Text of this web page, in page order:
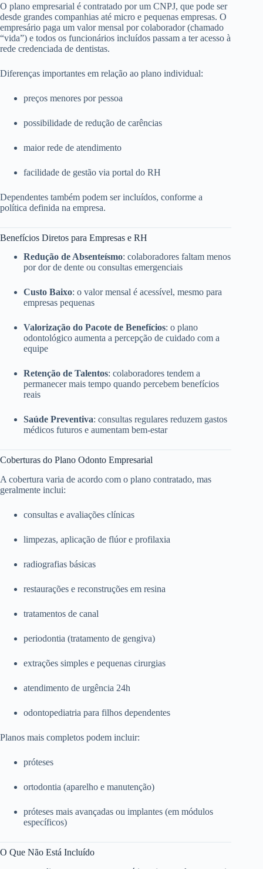
O plano empresarial é contratado por um CNPJ, que pode ser
desde grandes companhias até micro e pequenas empresas. O
empresário paga um valor mensal por colaborador (chamado
“vida”) e todos os funcionários incluídos passam a ter acesso à
rede credenciada de dentistas.
Diferenças importantes em relação ao plano individual:
preços menores por pessoa
possibilidade de redução de carências
maior rede de atendimento
facilidade de gestão via portal do RH
Dependentes também podem ser incluídos, conforme a
política definida na empresa.
Benefícios Diretos para Empresas e RH
Redução de Absenteísmo: colaboradores faltam menos
por dor de dente ou consultas emergenciais
Custo Baixo: o valor mensal é acessível, mesmo para
empresas pequenas
Valorização do Pacote de Benefícios: o plano
odontológico aumenta a percepção de cuidado com a
equipe
Retenção de Talentos: colaboradores tendem a
permanecer mais tempo quando percebem benefícios
reais
Saúde Preventiva: consultas regulares reduzem gastos
médicos futuros e aumentam bem-estar
Coberturas do Plano Odonto Empresarial
A cobertura varia de acordo com o plano contratado, mas
geralmente inclui:
consultas e avaliações clínicas
limpezas, aplicação de flúor e profilaxia
radiografias básicas
restaurações e reconstruções em resina
tratamentos de canal
periodontia (tratamento de gengiva)
extrações simples e pequenas cirurgias
atendimento de urgência 24h
odontopediatria para filhos dependentes
Planos mais completos podem incluir:
próteses
ortodontia (aparelho e manutenção)
próteses mais avançadas ou implantes (em módulos
específicos)
O Que Não Está Incluído